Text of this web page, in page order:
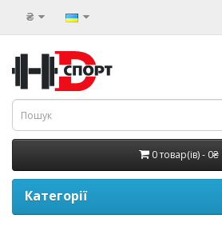
₴
0 товар(ів) - 0₴
Категорії